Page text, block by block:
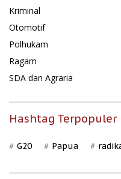
Kriminal
Otomotif
Polhukam
Ragam
SDA dan Agraria
Hashtag Terpopuler
G20 Papua